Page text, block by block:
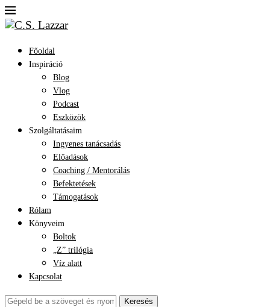
Főoldal
Inspiráció
Blog
Vlog
Podcast
Eszközök
Szolgáltatásaim
Ingyenes tanácsadás
Előadások
Coaching / Mentorálás
Befektetések
Támogatások
Rólam
Könyveim
Boltok
„Z” trilógia
Víz alatt
Kapcsolat
Keresés